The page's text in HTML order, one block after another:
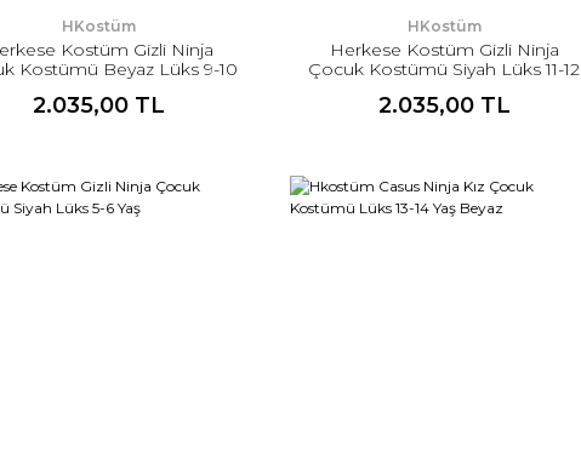
HKostüm
Kostüm Gizli Ninja
Kostümü Beyaz Lüks 9-10
2.035,00 TL
HKostüm
Herkese Kostüm Gizli Ninja
Çocuk Kostümü Siyah Lüks 11-12
2.035,00 TL